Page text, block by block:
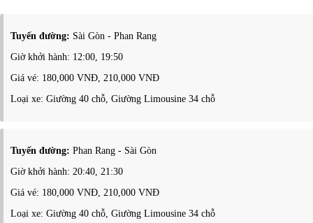
Tuyến đường: Sài Gòn - Phan Rang
Giờ khởi hành: 12:00, 19:50
Giá vé: 180,000 VNĐ, 210,000 VNĐ
Loại xe: Giường 40 chỗ, Giường Limousine 34 chỗ
Tuyến đường: Phan Rang - Sài Gòn
Giờ khởi hành: 20:40, 21:30
Giá vé: 180,000 VNĐ, 210,000 VNĐ
Loại xe: Giường 40 chỗ, Giường Limousine 34 chỗ